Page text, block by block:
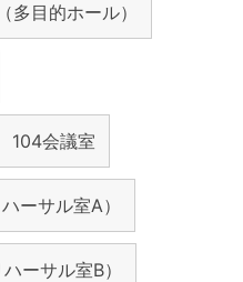
多目的ホール）
104会議室
ーサル室A）
ーサル室B）